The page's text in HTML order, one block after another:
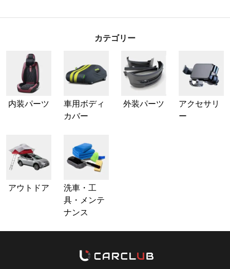
カテゴリー
内装パーツ
車用ボディ
カバー
外装パーツ
アクセサリ
ー
アウトドア
洗車・工
具・メンテ
ナンス